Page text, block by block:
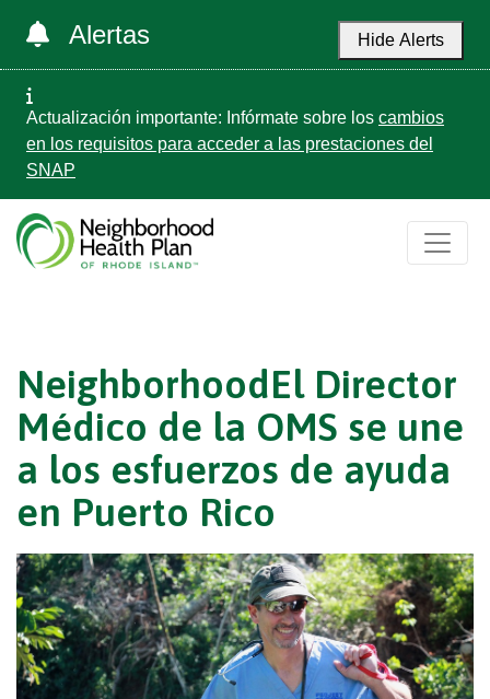
Alertas Hide Alerts
Actualización importante: Infórmate sobre los cambios
en los requisitos para acceder a las prestaciones del
SNAP
NeighborhoodEl Director
Médico de la OMS se une
a los esfuerzos de ayuda
en Puerto Rico